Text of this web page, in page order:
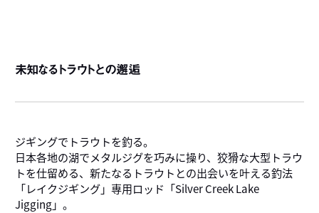
未知なるトラウトとの邂逅
ジギングでトラウトを釣る。
日本各地の湖でメタルジグを巧みに操り、狡猾な大型トラウ
トを仕留める、新たなるトラウトとの出会いを叶える釣法
「レイクジギング」専用ロッド「Silver Creek Lake
Jigging」。